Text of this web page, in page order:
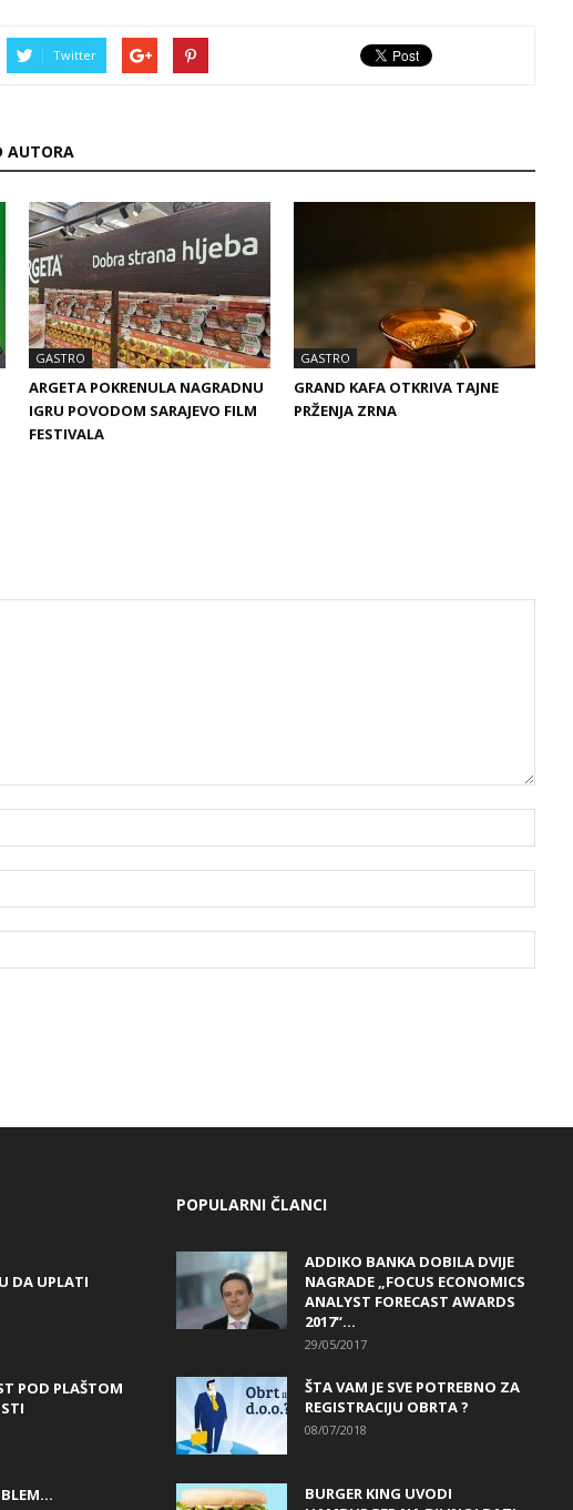
Twitter
AUTORA
GASTRO
ARGETA POKRENULA NAGRADNU
IGRU POVODOM SARAJEVO FILM
FESTIVALA
GASTRO
GRAND KAFA OTKRIVA TAJNE
PRŽENJA ZRNA
DA UPLATI
POD PLAŠTOM
POPULARNI ČLANCI
ADDIKO BANKA DOBILA DVIJE
NAGRADE „FOCUS ECONOMICS
ANALYST FORECAST AWARDS
2017“...
29/05/2017
ŠTA VAM JE SVE POTREBNO ZA
REGISTRACIJU OBRTA ?
08/07/2018
BURGER KING UVODI